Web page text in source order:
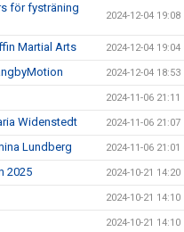
för fysträning
2024-12-04 19:08
Martial Arts 2024-12-04 19:04
2024-12-04 18:53
2024-11-06 21:11
Widenstedt 2024-11-06 21:07
Lundberg 2024-11-06 21:01
2025 2024-10-21 14:20
2024-10-21 14:10
2024-10-21 14:10